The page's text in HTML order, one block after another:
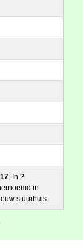
. In ?
in
stuurhuis